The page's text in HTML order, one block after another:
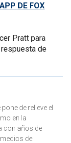
DE FOX
Pratt para
de
de relieve el
en la
con años de
de